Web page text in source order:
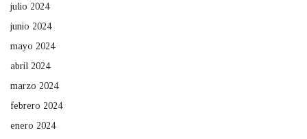
julio 2024
junio 2024
mayo 2024
abril 2024
marzo 2024
febrero 2024
enero 2024